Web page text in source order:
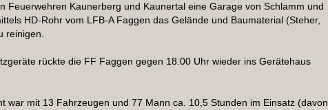
Feuerwehren Kaunerberg und Kaunertal eine Garage von Schlamm und
HD-Rohr vom LFB-A Faggen das Gelände und Baumaterial (Steher,
reinigen.
rückte die FF Faggen gegen 18.00 Uhr wieder ins Gerätehaus
war mit 13 Fahrzeugen und 77 Mann ca. 10,5 Stunden im Einsatz (davon